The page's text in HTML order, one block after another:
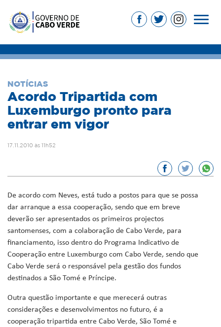
NOTÍCIAS
Acordo Tripartida com
Luxemburgo pronto para
entrar em vigor
17.11.2010 às 11h52
De acordo com Neves, está tudo a postos para que se possa
dar arranque a essa cooperação, sendo que em breve
deverão ser apresentados os primeiros projectos
santomenses, com a colaboração de Cabo Verde, para
financiamento, isso dentro do Programa Indicativo de
Cooperação entre Luxemburgo com Cabo Verde, sendo que
Cabo Verde será o responsável pela gestão dos fundos
destinados a São Tomé e Príncipe.
Outra questão importante e que merecerá outras
considerações e desenvolvimentos no futuro, é a
cooperação tripartida entre Cabo Verde, São Tomé e